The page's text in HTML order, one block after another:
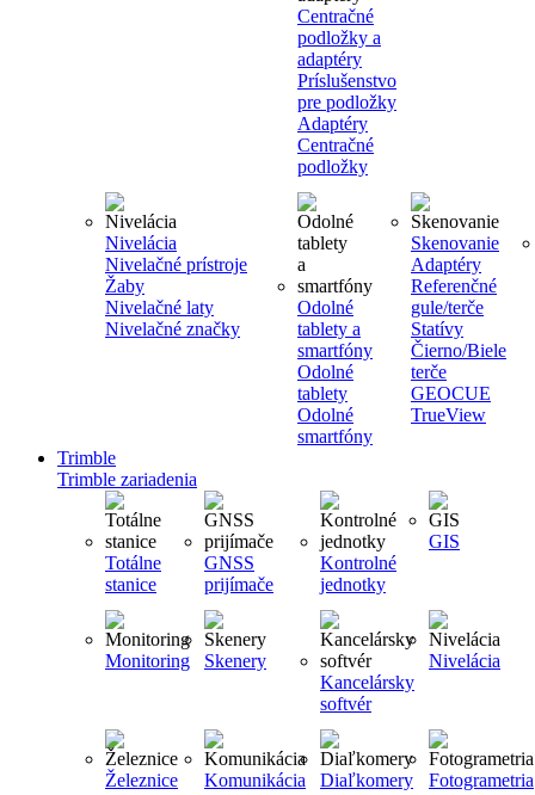
Centračné
podložky a
adaptéry
Príslušenstvo
pre podložky
Adaptéry
Centračné
podložky
Nivelácia
Nivelačné prístroje
Žaby
Nivelačné laty
Nivelačné značky
Odolné
tablety a
smartfóny
Odolné
tablety
Odolné
smartfóny
Skenovanie
Adaptéry
Referenčné
gule/terče
Statívy
Čierno/Biele
terče
GEOCUE
TrueView
Trimble
Trimble zariadenia
Totálne
stanice
GNSS
prijímače
Kontrolné
jednotky
GIS
Monitoring
Skenery
Kancelársky
softvér
Nivelácia
Železnice Komunikácia Diaľkomery Fotogrametria